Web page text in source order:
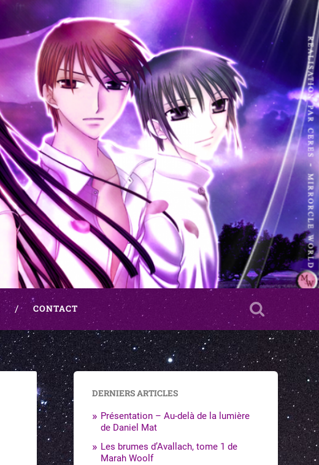
CONTACT
DERNIERS ARTICLES
Présentation – Au-delà de la lumière
de Daniel Mat
Les brumes d’Avallach, tome 1 de
Marah Woolf